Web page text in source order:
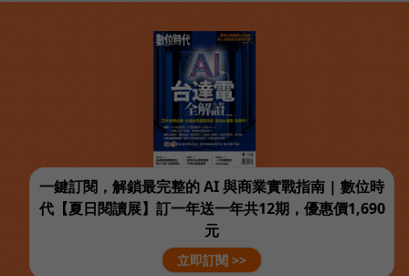
一鍵訂閱，解鎖最完整的 AI 與商業實戰指南 | 數位時
代【夏日閱讀展】訂一年送一年共12期，優惠價1,690
元
立即訂閱 >>